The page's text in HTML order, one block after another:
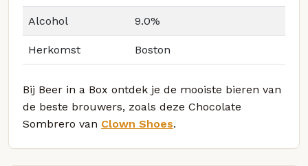
Alcohol 9.0%
Herkomst Boston
Bij Beer in a Box ontdek je de mooiste bieren van
de beste brouwers, zoals deze Chocolate
Sombrero van Clown Shoes.